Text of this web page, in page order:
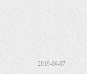
2019-06-07